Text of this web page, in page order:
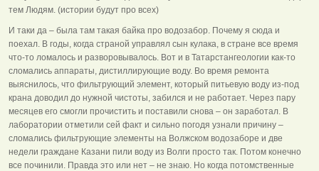
тем Людям. (истории будут про всех)
И таки да – была там такая байка про водозабор. Почему я сюда и
поехал. В годы, когда страной управлял сын кулака, в стране все время
что-то ломалось и разворовывалось. Вот и в Татарстангеологии как-то
сломались аппараты, дистиллирующие воду. Во время ремонта
выяснилось, что фильтрующий элемент, который питьевую воду из-под
крана доводил до нужной чистоты, забился и не работает. Через пару
месяцев его смогли прочистить и поставили снова – он заработал. В
лаборатории отметили сей факт и сильно погодя узнали причину –
сломались фильтрующие элементы на Волжском водозаборе и две
недели граждане Казани пили воду из Волги просто так. Потом конечно
все починили. Правда это или нет – не знаю. Но когда потомственные